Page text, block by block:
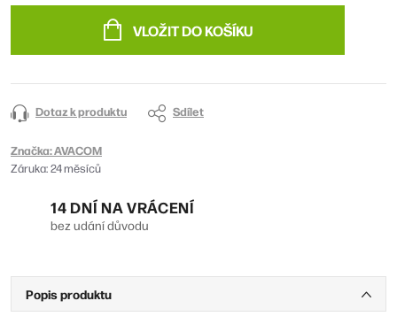
VLOŽIT DO KOŠÍKU
Dotaz k produktu Sdílet
Značka:AVACOM
Záruka:24 měsíců
14 DNÍ NA VRÁCENÍ
bez udání důvodu
Popis produktu